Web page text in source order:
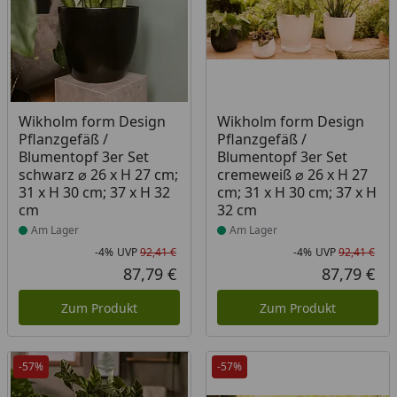
Wikholm form Design
Pflanzgefäß /
Blumentopf 3er Set
schwarz ⌀ 26 x H 27 cm;
31 x H 30 cm; 37 x H 32
cm
Produkt am Lager
Am Lager
Rabatt in Prozent
-4%
Ursprünglicher Preis
UVP92,41 €
Aktueller Preis
87,79 €
Zum Produkt
Wikholm form Design
Pflanzgefäß /
Blumentopf 3er Set
cremeweiß ⌀ 26 x H 27
cm; 31 x H 30 cm; 37 x H
32 cm
Produkt am Lager
Am Lager
-4% UVP92,41 €
87,79 €
Zum Produkt
-57% -57%